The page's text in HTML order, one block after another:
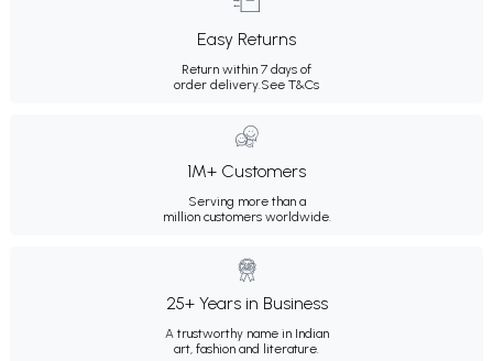
Easy Returns
Return within 7 days of
order delivery.See T&Cs
1M+ Customers
Serving more than a
million customers worldwide.
25+ Years in Business
A trustworthy name in Indian
art, fashion and literature.